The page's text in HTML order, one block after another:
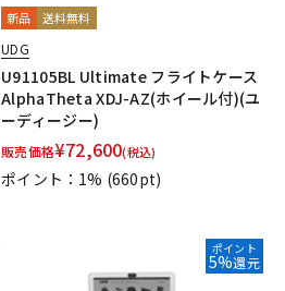
新品 送料無料
UDG
U91105BL Ultimate フライトケース
AlphaTheta XDJ-AZ(ホイール付)(ユ
ーディージー)
販売価格¥72,600(税込)
ポイント：1% (660pt)
ポイント
5%還元